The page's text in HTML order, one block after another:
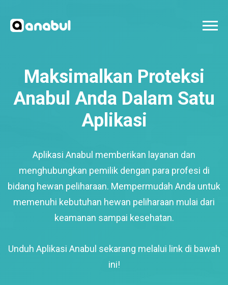
Maksimalkan Proteksi
Anabul Anda Dalam Satu
Aplikasi
Aplikasi Anabul memberikan layanan dan
menghubungkan pemilik dengan para profesi di
bidang hewan peliharaan. Mempermudah Anda untuk
memenuhi kebutuhan hewan peliharaan mulai dari
keamanan sampai kesehatan.
Unduh Aplikasi Anabul sekarang melalui link di bawah
ini!